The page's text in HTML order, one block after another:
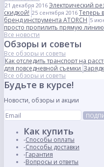
21 декабря 2016 Электрический
скидкой! 25 сентября 2016 Теперь
бренд инструмента ATORCH 5
просто пропилить прямую линию
Все новости
Обзоры и советы
Все обзоры и советы
Как отследить транспорт на
для повседневной съемки
Все обзоры и советы
Будьте в курсе!
Новости, обзоры и акции
Как купить
Способы оплаты
Способы доставки
Гарантия
Вопросы и ответы